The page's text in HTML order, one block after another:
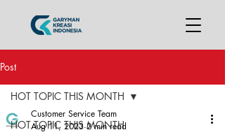
Post
HOT TOPIC THIS MONTH
HOT TOPIC THIS MONTH
Customer Service Team
Aug 11, 2023 2 min read